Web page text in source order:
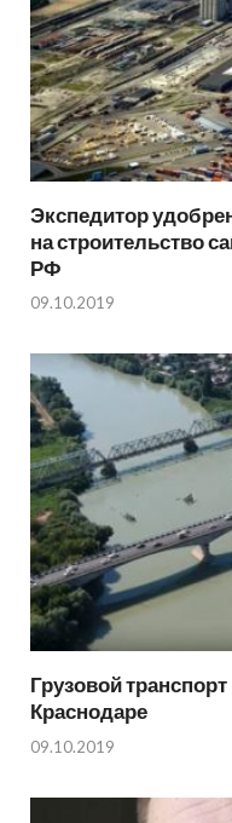
Экспедитор
на строительство
РФ
09.10.2019
Грузовой
Краснодаре
09.10.2019